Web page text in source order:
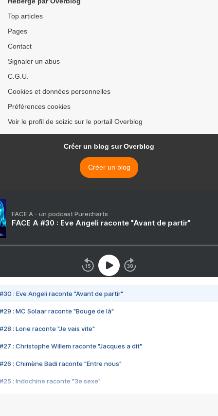
Top articles
Pages
Contact
Signaler un abus
C.G.U.
Cookies et données personnelles
Préférences cookies
Voir le profil de soizic sur le portail Overblog
Créer un blog sur Overblog
Créer un blog
FACE A - un podcast Purecharts
FACE A #30 : Eve Angeli raconte "Avant de partir"
#30 : Eve Angeli raconte "Avant de partir"
#29 : MC Solaar raconte "Bouge de là"
#28 : Lorie raconte "Je vais vite"
#27 : Christophe Willem raconte "Jacques a dit"
#26 : Chimène Badi raconte "Entre nous"
#25 : Indochine raconte "3e sexe"